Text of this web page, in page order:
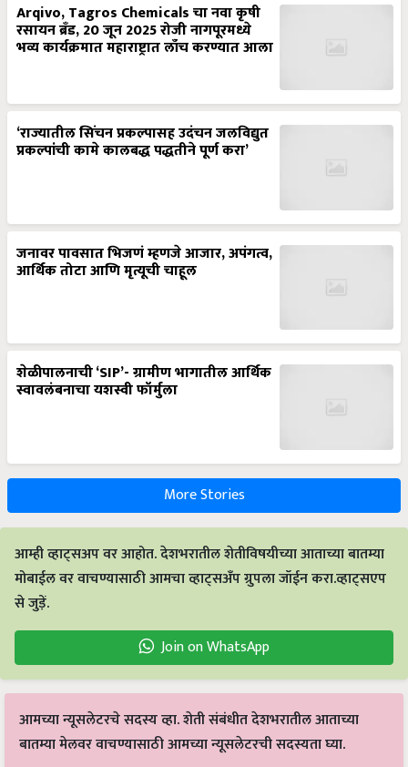
Arqivo, Tagros Chemicals चा नवा कृषी
रसायन ब्रँड, 20 जून 2025 रोजी नागपूरमध्ये
भव्य कार्यक्रमात महाराष्ट्रात लाँच करण्यात आला
‘राज्यातील सिंचन प्रकल्पासह उदंचन जलविद्युत
प्रकल्पांची कामे कालबद्ध पद्धतीने पूर्ण करा’
जनावर पावसात भिजणं म्हणजे आजार, अपंगत्व,
आर्थिक तोटा आणि मृत्यूची चाहूल
शेळीपालनाची ‘SIP’- ग्रामीण भागातील आर्थिक
स्वावलंबनाचा यशस्वी फॉर्मुला
More Stories
आम्ही व्हाट्सअप वर आहोत. देशभरातील शेतीविषयीच्या आताच्या बातम्या
मोबाईल वर वाचण्यासाठी आमचा व्हाट्सअँप ग्रुपला जॉईन करा.व्हाट्सएप
से जुड़ें.
Join on WhatsApp
आमच्या न्यूसलेटरचे सदस्य व्हा. शेती संबंधीत देशभरातील आताच्या
बातम्या मेलवर वाचण्यासाठी आमच्या न्यूसलेटरची सदस्यता घ्या.